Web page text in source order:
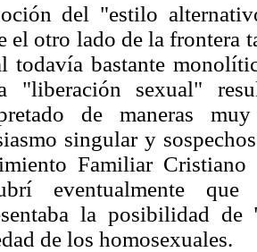
del "estilo
el otro lado de la frontera
todavía bastante
"liberación sexual"
de maneras
singular y
Familiar
eventualmente
la posibilidad
de los homosexuales.